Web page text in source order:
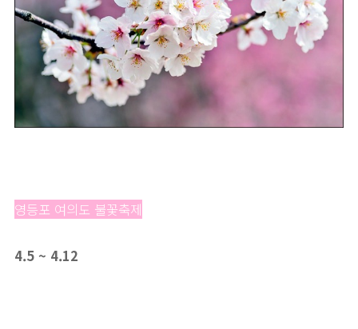
영등포 여의도 불꽃축제
4.5 ~ 4.12